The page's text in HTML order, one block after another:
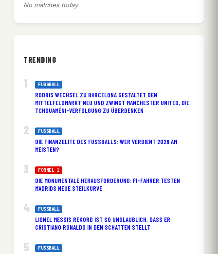
No matches today
TRENDING
FUSSBALL
RODRIS WECHSEL ZU BARCELONA GESTALTET DEN
MITTELFELDMARKT NEU UND ZWINGT MANCHESTER UNITED, DIE
TCHOUAMÉNI-VERFOLGUNG ZU ÜBERDENKEN
FUSSBALL
DIE FINANZELITE DES FUSSBALLS: WER VERDIENT 2026 AM M
EISTEN?
FORMEL 1
DIE MONUMENTALE HERAUSFORDERUNG: F1-FAHRER TESTEN
MADRIDS NEUE STEILKURVE
FUSSBALL
LIONEL MESSIS REKORD IST SO UNGLAUBLICH, DASS ER
CRISTIANO RONALDO IN DEN SCHATTEN STELLT
FUSSBALL